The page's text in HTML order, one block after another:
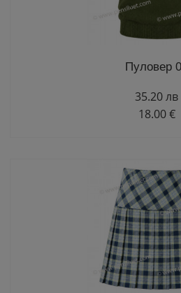
Пуловер
35.20 лв
18.00 €